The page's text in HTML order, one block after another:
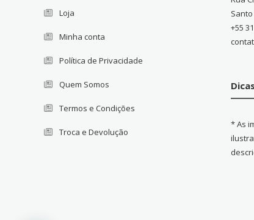
Loja
Minha conta
Política de Privacidade
Quem Somos
Termos e Condições
Troca e Devolução
+55
* As